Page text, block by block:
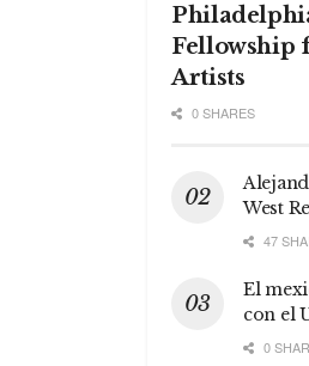
Fellowship
Artists
0 SHARES
West
47
El
con el
0